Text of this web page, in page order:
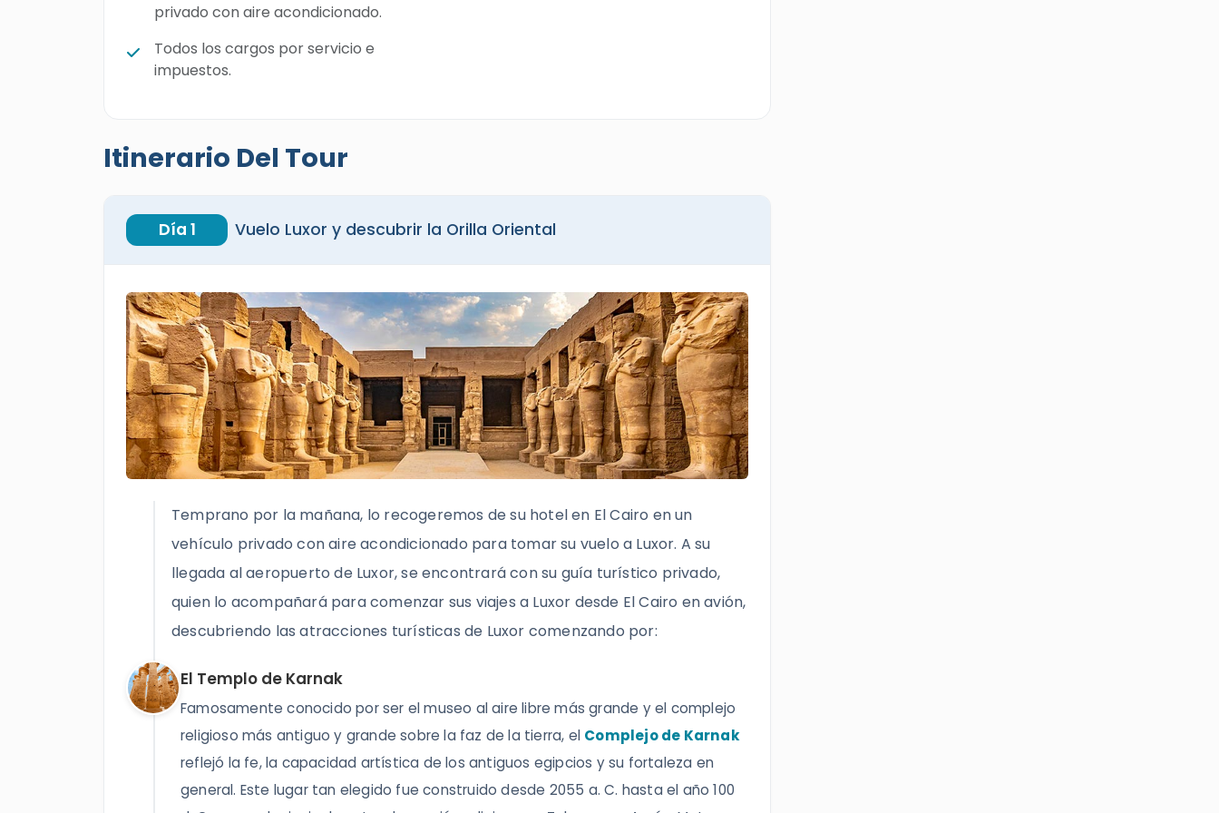
privado con aire acondicionado.
Todos los cargos por servicio e
impuestos.
Itinerario Del Tour
Día 1 Vuelo Luxor y descubrir la Orilla Oriental
Temprano por la mañana, lo recogeremos de su hotel en El Cairo en un
vehículo privado con aire acondicionado para tomar su vuelo a Luxor. A su
llegada al aeropuerto de Luxor, se encontrará con su guía turístico privado,
quien lo acompañará para comenzar sus viajes a Luxor desde El Cairo en avión,
descubriendo las atracciones turísticas de Luxor comenzando por:
El Templo de Karnak
Famosamente conocido por ser el museo al aire libre más grande y el complejo
religioso más antiguo y grande sobre la faz de la tierra, el Complejo de Karnak
reflejó la fe, la capacidad artística de los antiguos egipcios y su fortaleza en
general. Este lugar tan elegido fue construido desde 2055 a. C. hasta el año 100